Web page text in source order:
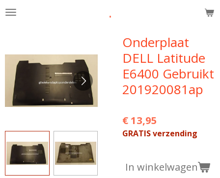
Ga
hoofdinhoud
.
Onderplaat
DELL Latitude
E6400 Gebruikt
201920081ap
€ 13,95
GRATIS verzending
In winkelwagen